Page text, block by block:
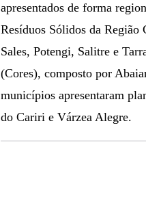
apresentados de forma
Resíduos Sólidos da
Sales, Potengi, Salitre e
(Cores), composto por
municípios apresentaram
do Cariri e Várzea Alegre.